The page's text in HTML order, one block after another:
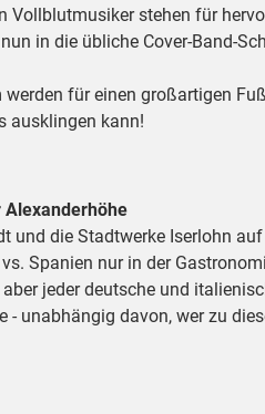
stehen für
in die übliche Cover-Band-
für einen großartigen
ausklingen kann!
die Stadtwerke Iserlohn auf
Spanien nur in der
jeder deutsche und
unabhängig davon, wer zu